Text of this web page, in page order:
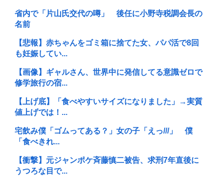
省内で「片山氏交代の噂」 後任に小野寺税調会長の
名前
【悲報】赤ちゃんをゴミ箱に捨てた女、パパ活で8回
も妊娠してい...
【画像】ギャルさん、世界中に発信してる意識ゼロで
修学旅行の宿...
【上げ底】「食べやすいサイズになりました」→実質
値上げでは！...
宅飲み僕「ゴムってある？」女の子「えっ///」 僕
「食べきれ...
【衝撃】元ジャンポケ斉藤慎二被告、求刑7年直後に
うつろな目で...